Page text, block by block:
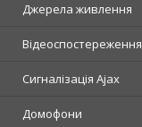
Джерела живлення
Відеоспостереження
Сигналізація Ajax
Домофони